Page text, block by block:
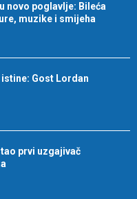
novo poglavlje: Bileća
muzike i smijeha
istine: Gost Lordan
prvi uzgajivač